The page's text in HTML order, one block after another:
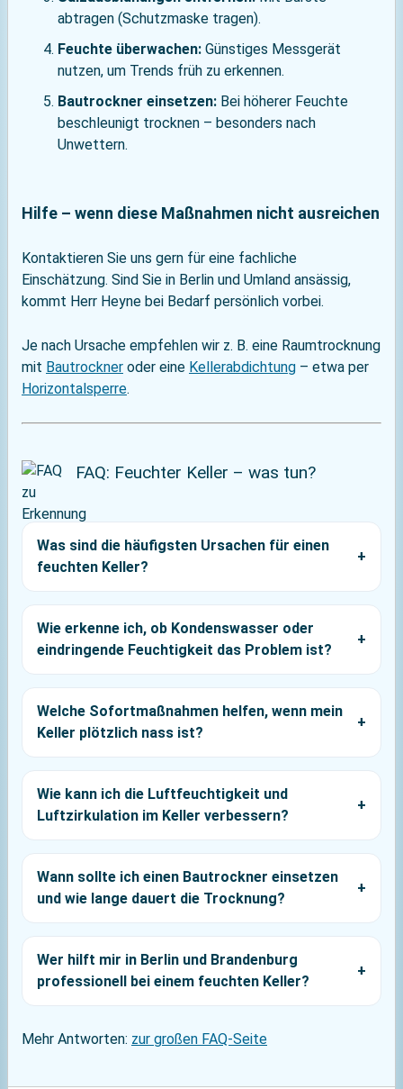
abtragen (Schutzmaske tragen).
Feuchte überwachen: Günstiges Messgerät
nutzen, um Trends früh zu erkennen.
Bautrockner einsetzen: Bei höherer Feuchte
beschleunigt trocknen – besonders nach
Unwettern.
Hilfe – wenn diese Maßnahmen nicht ausreichen
Kontaktieren Sie uns gern für eine fachliche
Einschätzung. Sind Sie in Berlin und Umland ansässig,
kommt Herr Heyne bei Bedarf persönlich vorbei.
Je nach Ursache empfehlen wir z. B. eine Raumtrocknung
mit Bautrockner oder eine Kellerabdichtung – etwa per
Horizontalsperre.
FAQ: Feuchter Keller – was tun?
Was sind die häufigsten Ursachen für einen
feuchten Keller?
Wie erkenne ich, ob Kondenswasser oder
eindringende Feuchtigkeit das Problem ist?
Welche Sofortmaßnahmen helfen, wenn mein
Keller plötzlich nass ist?
Wie kann ich die Luftfeuchtigkeit und
Luftzirkulation im Keller verbessern?
Wann sollte ich einen Bautrockner einsetzen
und wie lange dauert die Trocknung?
Wer hilft mir in Berlin und Brandenburg
professionell bei einem feuchten Keller?
Mehr Antworten: zur großen FAQ-Seite